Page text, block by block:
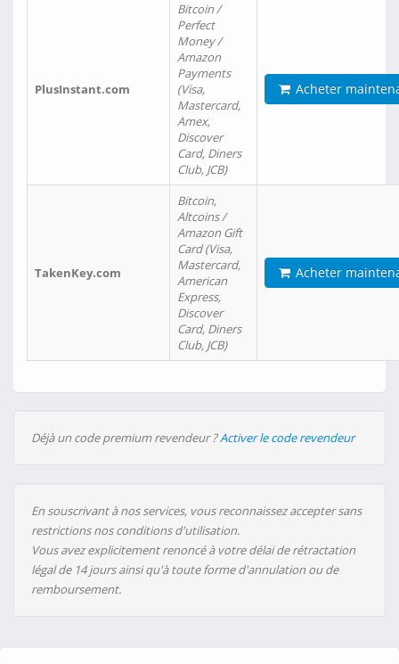
PlusInstant.com
Bitcoin /
Perfect
Money /
Amazon
Payments
(Visa,
Mastercard,
Amex,
Discover
Card, Diners
Club, JCB)
Acheter
TakenKey.com
Bitcoin,
Altcoins /
Amazon Gift
Card (Visa,
Mastercard,
American
Express,
Discover
Card, Diners
Club, JCB)
Acheter
Déjà un code premium revendeur ?Activer le code revendeur
En souscrivant à nos services, vous reconnaissez accepter sans
restrictions nos conditions d'utilisation.
Vous avez explicitement renoncé à votre délai de rétractation
légal de 14 jours ainsi qu'à toute forme d'annulation ou de
remboursement.